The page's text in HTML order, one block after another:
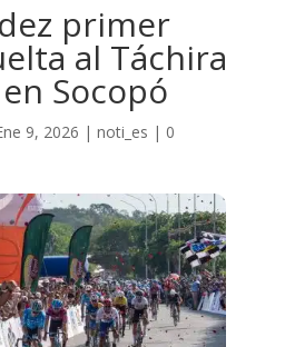
primer
al Táchira
Socopó
9, 2026 | noti_es | 0